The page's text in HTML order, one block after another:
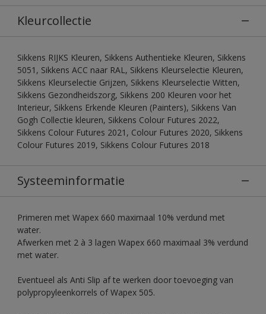
Kleurcollectie
Sikkens RIJKS Kleuren, Sikkens Authentieke Kleuren, Sikkens
5051, Sikkens ACC naar RAL, Sikkens Kleurselectie Kleuren,
Sikkens Kleurselectie Grijzen, Sikkens Kleurselectie Witten,
Sikkens Gezondheidszorg, Sikkens 200 Kleuren voor het
Interieur, Sikkens Erkende Kleuren (Painters), Sikkens Van
Gogh Collectie kleuren, Sikkens Colour Futures 2022,
Sikkens Colour Futures 2021, Colour Futures 2020, Sikkens
Colour Futures 2019, Sikkens Colour Futures 2018
Systeeminformatie
Primeren met Wapex 660 maximaal 10% verdund met
water.
Afwerken met 2 à 3 lagen Wapex 660 maximaal 3% verdund
met water.
Eventueel als Anti Slip af te werken door toevoeging van
polypropyleenkorrels of Wapex 505.